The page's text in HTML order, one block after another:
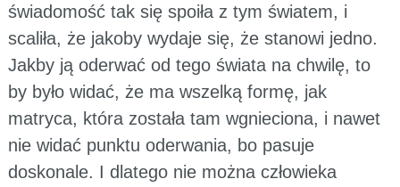
świadomość tak się spoiła z tym światem, i
scaliła, że jakoby wydaje się, że stanowi jedno.
Jakby ją oderwać od tego świata na chwilę, to
by było widać, że ma wszelką formę, jak
matryca, która została tam wgnieciona, i nawet
nie widać punktu oderwania, bo pasuje
doskonale. I dlatego nie można człowieka